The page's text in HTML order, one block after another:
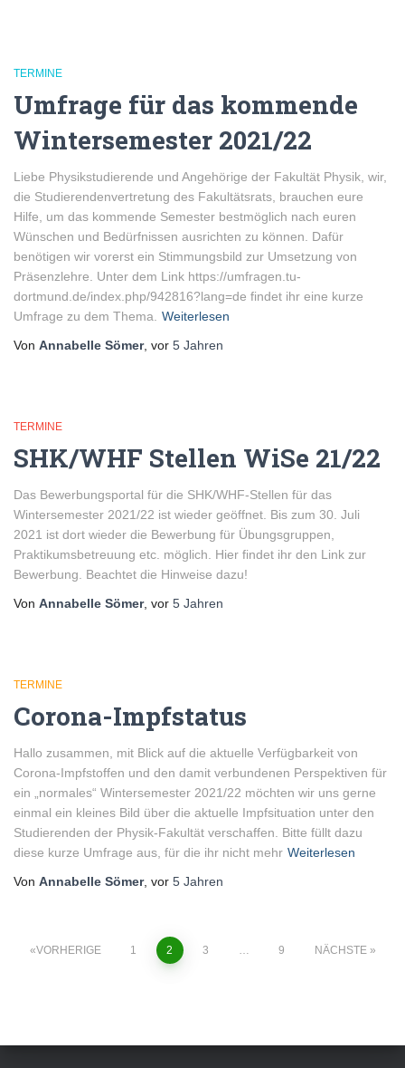
TERMINE
Umfrage für das kommende
Wintersemester 2021/22
Liebe Physikstudierende und Angehörige der Fakultät Physik, wir,
die Studierendenvertretung des Fakultätsrats, brauchen eure
Hilfe, um das kommende Semester bestmöglich nach euren
Wünschen und Bedürfnissen ausrichten zu können. Dafür
benötigen wir vorerst ein Stimmungsbild zur Umsetzung von
Präsenzlehre. Unter dem Link https://umfragen.tu-
dortmund.de/index.php/942816?lang=de findet ihr eine kurze
Umfrage zu dem Thema.
Weiterlesen
Von Annabelle Sömer, vor 5 Jahren
TERMINE
SHK/WHF Stellen WiSe 21/22
Das Bewerbungsportal für die SHK/WHF-Stellen für das
Wintersemester 2021/22 ist wieder geöffnet. Bis zum 30. Juli
2021 ist dort wieder die Bewerbung für Übungsgruppen,
Praktikumsbetreuung etc. möglich. Hier findet ihr den Link zur
Bewerbung. Beachtet die Hinweise dazu!
Von Annabelle Sömer, vor 5 Jahren
TERMINE
Corona-Impfstatus
Hallo zusammen, mit Blick auf die aktuelle Verfügbarkeit von
Corona-Impfstoffen und den damit verbundenen Perspektiven für
ein „normales“ Wintersemester 2021/22 möchten wir uns gerne
einmal ein kleines Bild über die aktuelle Impfsituation unter den
Studierenden der Physik-Fakultät verschaffen. Bitte füllt dazu
diese kurze Umfrage aus, für die ihr nicht mehr Weiterlesen
Von Annabelle Sömer, vor 5 Jahren
Seitennummerierung
VORHERIGE 1 2 3 … 9 NÄCHSTE